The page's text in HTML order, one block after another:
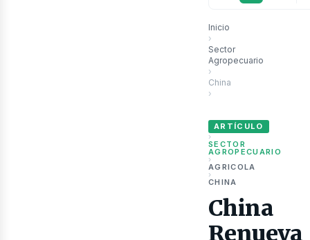
Inicio
›
Sector
Agropecuario
›
China
›
ARTÍCULO
›
SECTOR
AGROPECUARIO
›
AGRICOLA
›
CHINA
China
Renueva